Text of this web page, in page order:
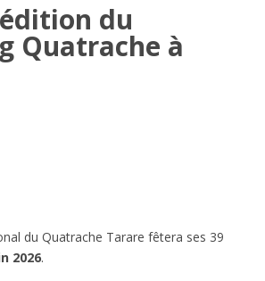
du
Quatrache à
du Quatrache Tarare fêtera ses 39
2026.